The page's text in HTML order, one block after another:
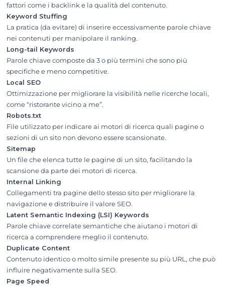
fattori come i backlink e la qualità del contenuto.
Keyword Stuffing
La pratica (da evitare) di inserire eccessivamente parole chiave
nei contenuti per manipolare il ranking.
Long-tail Keywords
Parole chiave composte da 3 o più termini che sono più
specifiche e meno competitive.
Local SEO
Ottimizzazione per migliorare la visibilità nelle ricerche locali,
come “ristorante vicino a me”.
Robots.txt
File utilizzato per indicare ai motori di ricerca quali pagine o
sezioni di un sito non devono essere scansionate.
Sitemap
Un file che elenca tutte le pagine di un sito, facilitando la
scansione da parte dei motori di ricerca.
Internal Linking
Collegamenti tra pagine dello stesso sito per migliorare la
navigazione e distribuire il valore SEO.
Latent Semantic Indexing (LSI) Keywords
Parole chiave correlate semantiche che aiutano i motori di
ricerca a comprendere meglio il contenuto.
Duplicate Content
Contenuto identico o molto simile presente su più URL, che può
influire negativamente sulla SEO.
Page Speed